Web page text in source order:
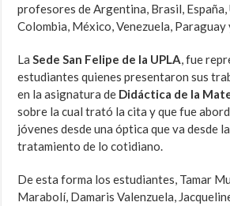
profesores de Argentina, Brasil,
Colombia, México, Venezuela, Paraguay
LaSede San Felipe de la UPLA, fue
estudiantes quienes presentaron sus
en la asignatura de Didáctica de la
sobre la cual trató la cita y que fue
jóvenes desde una óptica que va desde
tratamiento de lo cotidiano.
De esta forma los estudiantes, Tamar
Marabolí, Damaris Valenzuela,